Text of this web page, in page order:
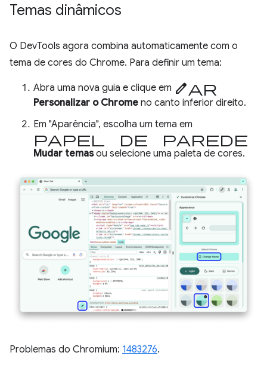
Temas dinâmicos
O DevTools agora combina automaticamente com o
tema de cores do Chrome. Para definir um tema:
Abra uma nova guia e clique em Editar
Personalizar o Chrome no canto inferior direito.
Em "Aparência", escolha um tema em
papel de parede
Mudar temasou selecione uma paleta de cores.
Problemas do Chromium: 1483276.